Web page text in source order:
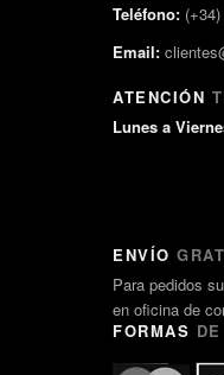
Teléfono:
Email:
ATENCIÓN
Lunes a
ENVÍO
Para pedidos
en oficina de
FORMAS